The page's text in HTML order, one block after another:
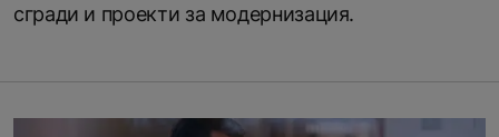
сгради и проекти за модернизация.